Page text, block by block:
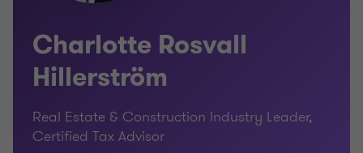
Charlotte Rosvall
Hillerström
Real Estate & Construction Industry Leader,
Certified Tax Advisor